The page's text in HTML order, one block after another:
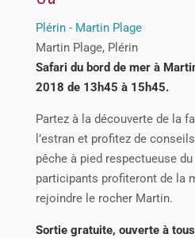
Plérin - Martin Plage
Martin Plage, Plérin
Safari du bord de mer à
2018 de 13h45 à 15h45.
Partez à la découverte de la
l’estran et profitez de
pêche à pied respectueuse
participants profiteront de la
rejoindre le rocher Martin.
Sortie gratuite, ouverte à